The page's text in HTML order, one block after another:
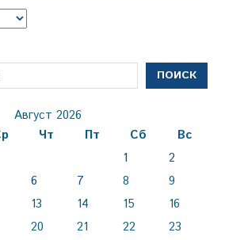
ПОИСК
Август 2026
Чт Пт Сб
Вс
1
2
6 7 8
9
13 14 15
16
20 21 22
23